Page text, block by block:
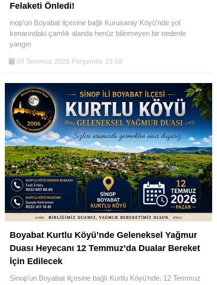
Felaketi Önledi!
inop’un Boyabat ilçesine bağlı Kurusaray Köyü’nde yol
kenarındaki çamlık alanda henüz bilinmeyen bir nedenle
yangın
09 Temmuz 2026 Perşembe 23:58
Boyabat Kurtlu Köyü’nde Geleneksel Yağmur
Duası Heyecanı 12 Temmuz’da Dualar Bereket
İçin Edilecek
Sinop’un Boyabat ilçesine bağlı Kurtlu Köyü’nde, 12 Temmuz